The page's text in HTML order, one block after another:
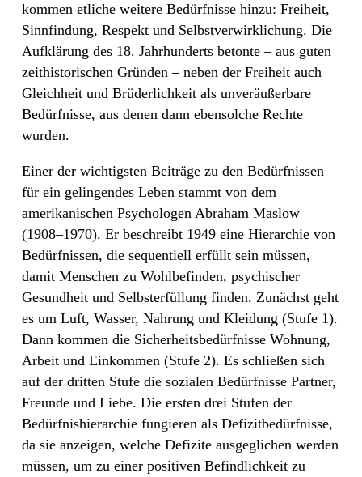
kommen etliche weitere Bedürfnisse hinzu: Freiheit,
Sinnfindung, Respekt und Selbstverwirklichung. Die
Aufklärung des 18. Jahrhunderts betonte – aus guten
zeithistorischen Gründen – neben der Freiheit auch
Gleichheit und Brüderlichkeit als unveräußerbare
Bedürfnisse, aus denen dann ebensolche Rechte
wurden.
Einer der wichtigsten Beiträge zu den Bedürfnissen
für ein gelingendes Leben stammt von dem
amerikanischen Psychologen Abraham Maslow
(1908–1970). Er beschreibt 1949 eine Hierarchie von
Bedürfnissen, die sequentiell erfüllt sein müssen,
damit Menschen zu Wohlbefinden, psychischer
Gesundheit und Selbsterfüllung finden. Zunächst geht
es um Luft, Wasser, Nahrung und Kleidung (Stufe 1).
Dann kommen die Sicherheitsbedürfnisse Wohnung,
Arbeit und Einkommen (Stufe 2). Es schließen sich
auf der dritten Stufe die sozialen Bedürfnisse Partner,
Freunde und Liebe. Die ersten drei Stufen der
Bedürfnishierarchie fungieren als Defizitbedürfnisse,
da sie anzeigen, welche Defizite ausgeglichen werden
müssen, um zu einer positiven Befindlichkeit zu